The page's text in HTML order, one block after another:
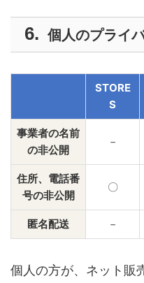
個人のプライ
STORE
S
事業者の名前
の非公開
－
住所、電話番
号の非公開
〇
匿名配送 －
個人の方が、ネット販